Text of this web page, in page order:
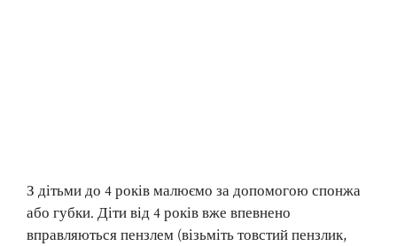
З дітьми до 4 років малюємо за допомогою спонжа
або губки. Діти від 4 років вже впевнено
вправляються пензлем (візьміть товстий пензлик,